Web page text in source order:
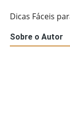
Dicas Fáceis
Sobre o Autor